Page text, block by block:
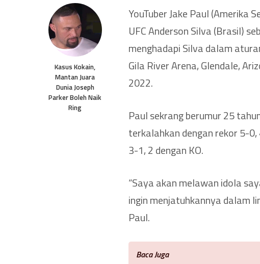
Kasus Kokain,
Mantan Juara
Dunia Joseph
Parker Boleh Naik
Ring
YouTuber Jake Paul (Amerika
UFC Anderson Silva (Brasil)
menghadapi Silva dalam
Gila River Arena, Glendale,
2022.
Paul sekrang berumur 25
terkalahkan dengan rekor 5-
3-1, 2 dengan KO.
“Saya akan melawan idola
ingin menjatuhkannya dalam
Paul.
Baca Juga